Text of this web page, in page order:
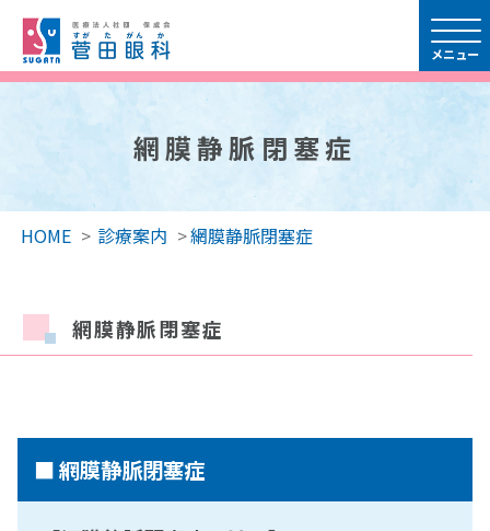
網膜静脈閉塞症
HOME > 診療案内 >網膜静脈閉塞症
網膜静脈閉塞症
■ 網膜静脈閉塞症